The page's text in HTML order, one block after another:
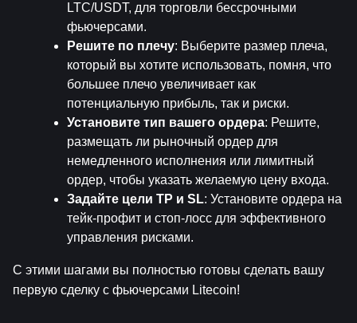
LTC/USDT, для торговли бессрочными
фьючерсами.
Решите по плечу: Выберите размер плеча,
который вы хотите использовать, помня, что
большее плечо увеличивает как
потенциальную прибыль, так и риски.
Установите тип вашего ордера: Решите,
размещать ли рыночный ордер для
немедленного исполнения или лимитный
ордер, чтобы указать желаемую цену входа.
Задайте цели TP и SL: Установите ордера на
тейк-профит и стоп-лосс для эффективного
управления рисками.
С этими шагами вы полностью готовы сделать вашу
первую сделку с фьючерсами Litecoin!